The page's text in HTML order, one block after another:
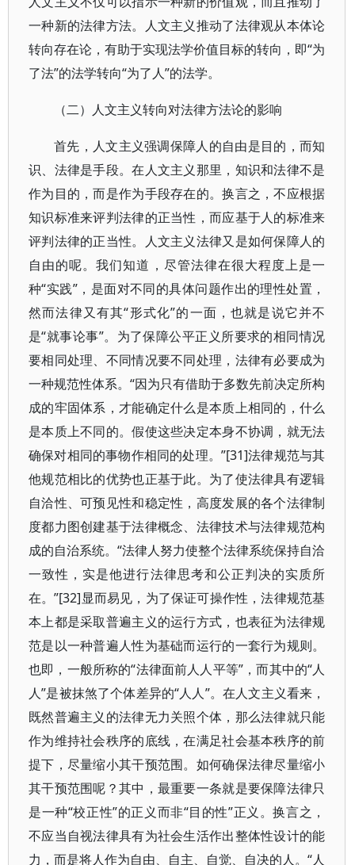
一种新的法律方法。人文主义推动了法律观从本体论
转向存在论，有助于实现法学价值目标的转向，即“为
了法”的法学转向“为了人”的法学。
（二）人文主义转向对法律方法论的影响
首先，人文主义强调保障人的自由是目的，而知
识、法律是手段。在人文主义那里，知识和法律不是
作为目的，而是作为手段存在的。换言之，不应根据
知识标准来评判法律的正当性，而应基于人的标准来
评判法律的正当性。人文主义法律又是如何保障人的
自由的呢。我们知道，尽管法律在很大程度上是一
种“实践”，是面对不同的具体问题作出的理性处置，
然而法律又有其“形式化”的一面，也就是说它并不
是“就事论事”。为了保障公平正义所要求的相同情况
要相同处理、不同情况要不同处理，法律有必要成为
一种规范性体系。“因为只有借助于多数先前决定所构
成的牢固体系，才能确定什么是本质上相同的，什么
是本质上不同的。假使这些决定本身不协调，就无法
确保对相同的事物作相同的处理。”[31]法律规范与其
他规范相比的优势也正基于此。为了使法律具有逻辑
自洽性、可预见性和稳定性，高度发展的各个法律制
度都力图创建基于法律概念、法律技术与法律规范构
成的自治系统。“法律人努力使整个法律系统保持自洽
一致性，实是他进行法律思考和公正判决的实质所
在。”[32]显而易见，为了保证可操作性，法律规范基
本上都是采取普遍主义的运行方式，也表征为法律规
范是以一种普遍人性为基础而运行的一套行为规则。
也即，一般所称的“法律面前人人平等”，而其中的“人
人”是被抹煞了个体差异的“人人”。在人文主义看来，
既然普遍主义的法律无力关照个体，那么法律就只能
作为维持社会秩序的底线，在满足社会基本秩序的前
提下，尽量缩小其干预范围。如何确保法律尽量缩小
其干预范围呢？其中，最重要一条就是要保障法律只
是一种“校正性”的正义而非“目的性”正义。换言之，
不应当自视法律具有为社会生活作出整体性设计的能
力，而是将人作为自由、自主、自觉、自决的人。“人